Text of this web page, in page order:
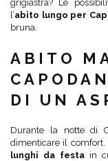
grigiastra? Le
l’abito lungo per
bruna.
ABITO
DI UN
Durante la notte di
dimenticare il comfort.
lunghi da festa in